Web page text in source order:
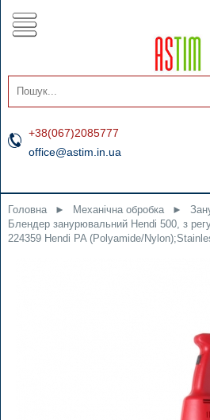
+38(067)2085777
office@astim.in.ua
Головна ► Механічна обробка ►
Блендер занурювальний Hendi 500, з
224359 Hendi PA (Polyamide/